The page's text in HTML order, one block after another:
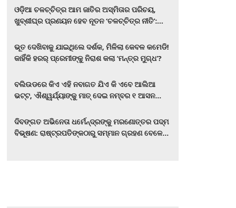
ଓଡ଼ିଆ ଚଳଚ୍ଚିତ୍ର ଆମ ଜାତିର ଅସ୍ମିତାର ପରିଚୟ,
ଖୁବ୍‌ଶୀଘ୍ର ପ୍ରଣୟନ ହେବ ନୂତନ ‘ଚଳଚ୍ଚିତ୍ର ନୀତି’:
ଭୂତ ଦେଖିବାକୁ ଯାଇଥିଲେ ଦର୍ଶକ, ମିଳିଲା କେବଳ କମେଡି!
କାହିଁକି ହରର୍‌ ପ୍ରେମୀଙ୍କୁ ନିରାଶ କଲା ‘ମନ୍ତ୍ର ମୁଗ୍ଧ’?
ବଲିଉଡରେ କିଏ ଏହି ନବାଗତ ଯିଏ କି ଏବେ ଆଲିଆ
ଭଟ୍ଟ, ଐଶ୍ୱର୍ଯ୍ୟାଙ୍କୁ ମାତ୍‌ ଦେଇ ନମ୍ବର ୧ ଆସନ
ଦିବଙ୍ଗତ ଅଭିନେତା ଧର୍ମେନ୍ଦ୍ରଙ୍କୁ ମରଣୋତ୍ତର ପଦ୍ମ
ବିଭୂଷଣ: ରାଷ୍ଟ୍ରପତିଙ୍କଠାରୁ ସମ୍ମାନ ଗ୍ରହଣ ବେଳେ